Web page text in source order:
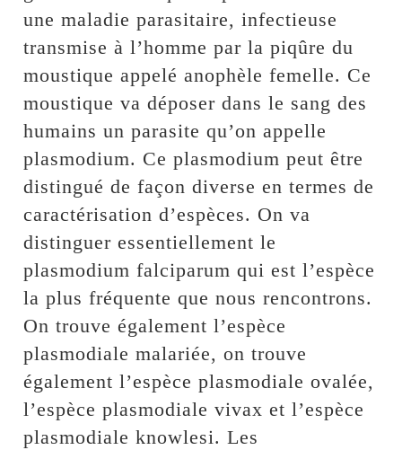
une maladie parasitaire, infectieuse
transmise à l’homme par la piqûre du
moustique appelé anophèle femelle. Ce
moustique va déposer dans le sang des
humains un parasite qu’on appelle
plasmodium. Ce plasmodium peut être
distingué de façon diverse en termes de
caractérisation d’espèces. On va
distinguer essentiellement le
plasmodium falciparum qui est l’espèce
la plus fréquente que nous rencontrons.
On trouve également l’espèce
plasmodiale malariée, on trouve
également l’espèce plasmodiale ovalée,
l’espèce plasmodiale vivax et l’espèce
plasmodiale knowlesi. Les